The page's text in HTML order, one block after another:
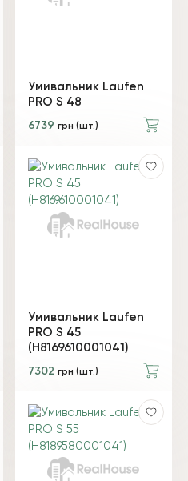
Умивальник Laufen
PRO S 48
6739 грн (шт.)
Умивальник Laufen
PRO S 45
(H8169610001041)
7302 грн (шт.)